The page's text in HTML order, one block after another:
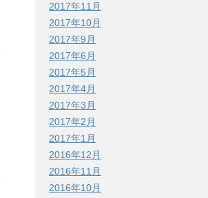
2017年11月
2017年10月
2017年9月
2017年6月
2017年5月
2017年4月
2017年3月
2017年2月
2017年1月
2016年12月
2016年11月
2016年10月